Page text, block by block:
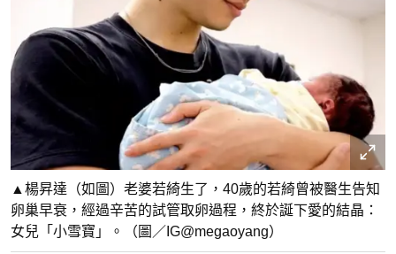
▲楊昇達（如圖）老婆若綺生了，40歲的若綺曾被醫生告知
卵巢早衰，經過辛苦的試管取卵過程，終於誕下愛的結晶：
女兒「小雪寶」。（圖／IG@megaoyang）